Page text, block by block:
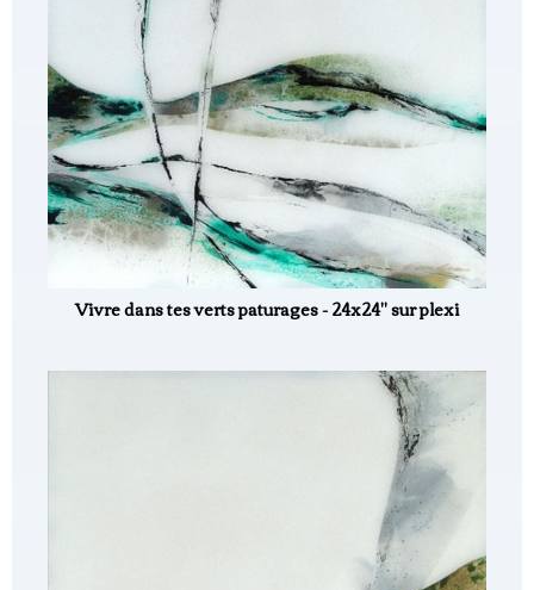
Vivre dans tes verts paturages - 24x24" sur plexi